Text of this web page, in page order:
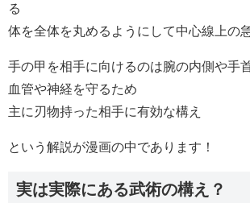
る
体を全体を丸めるようにして中心線上の
手の甲を相手に向けるのは腕の内側や手
血管や神経を守るため
主に刃物持った相手に有効な構え
という解説が漫画の中であります！
実は実際にある武術の構え？